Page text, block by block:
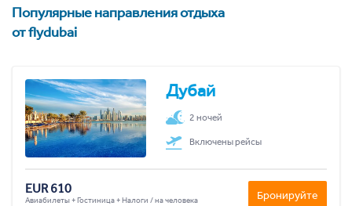
Популярные направления отдыха
от flydubai
Дубай
2 ночей
Включены рейсы
EUR 610
Авиабилеты + Гостиница + Налоги / на человека Бронируйте